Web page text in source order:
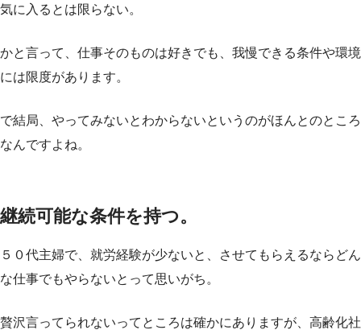
気に入るとは限らない。
かと言って、仕事そのものは好きでも、我慢できる条件や環境
には限度があります。
で結局、やってみないとわからないというのがほんとのところ
なんですよね。
継続可能な条件を持つ。
５０代主婦で、就労経験が少ないと、させてもらえるならどん
な仕事でもやらないとって思いがち。
贅沢言ってられないってところは確かにありますが、高齢化社